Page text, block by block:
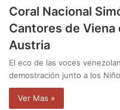
Coral Nacional
Cantores de
Austria
El eco de las voces
demostración junto a los
Ver Mas »